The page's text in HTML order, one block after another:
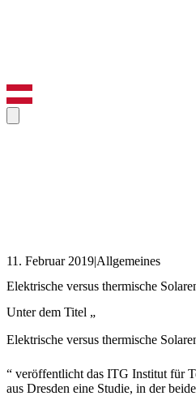
11. Februar 2019|Allgemeines
Elektrische versus thermische
Unter dem Titel „
Elektrische versus thermische
“ veröffentlicht das ITG Institut für
aus Dresden eine Studie, in der